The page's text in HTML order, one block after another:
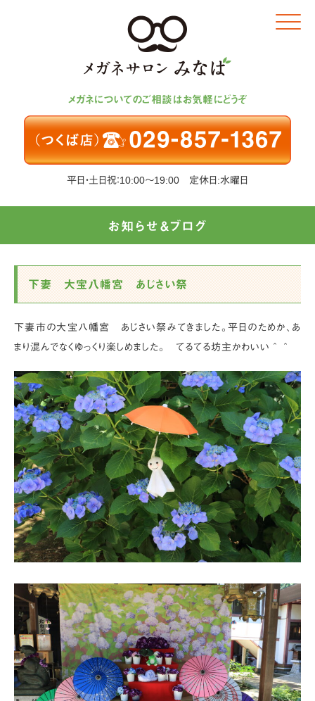
メガネについてのご相談はお気軽にどうぞ
平日・土日祝：10:00～19:00 定休日:水曜日
Click
お知らせ＆ブログ
下妻 大宝八幡宮 あじさい祭
下妻市の大宝八幡宮 あじさい祭みてきました。平日のためか、あ
まり混んでなくゆっくり楽しめました。 てるてる坊主かわいい＾＾